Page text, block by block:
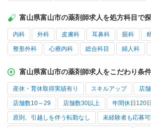
富山県富山市の薬剤師求人を処方科目で
内科 外科 皮膚科 耳鼻科 眼科
整形外科 心療内科 総合科目 婦人科
富山県富山市の薬剤師求人をこだわり条
産休・育休取得実績有り スキルアップ 店
店舗数10～29 店舗数30以上 年間休日120
原則、引越しを伴う転勤なし 未経験者も応募